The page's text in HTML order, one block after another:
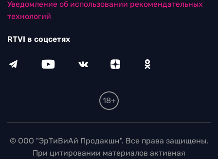
Уведомление об использовании рекомендательных
технологий
RTVI в соцсетях
18+
© ООО "ЭрТиВиАй Продакшн". Все права защищены.
При цитировании материалов активная